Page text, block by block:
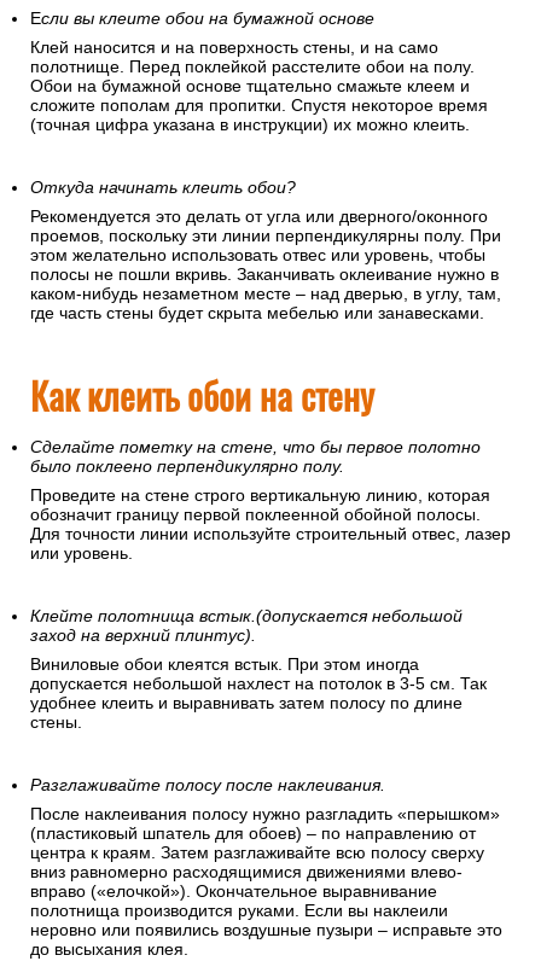
Если вы клеите обои на бумажной основе
Клей наносится и на поверхность стены, и на само
полотнище. Перед поклейкой расстелите обои на полу.
Обои на бумажной основе тщательно смажьте клеем и
сложите пополам для пропитки. Спустя некоторое время
(точная цифра указана в инструкции) их можно клеить.
Откуда начинать клеить обои?
Рекомендуется это делать от угла или дверного/оконного
проемов, поскольку эти линии перпендикулярны полу. При
этом желательно использовать отвес или уровень, чтобы
полосы не пошли вкривь. Заканчивать оклеивание нужно в
каком-нибудь незаметном месте – над дверью, в углу, там,
где часть стены будет скрыта мебелью или занавесками.
Как клеить обои на стену
Сделайте пометку на стене, что бы первое полотно
было поклеено перпендикулярно полу.
Проведите на стене строго вертикальную линию, которая
обозначит границу первой поклеенной обойной полосы.
Для точности линии используйте строительный отвес, лазер
или уровень.
Клейте полотнища встык.(допускается небольшой
заход на верхний плинтус).
Виниловые обои клеятся встык. При этом иногда
допускается небольшой нахлест на потолок в 3-5 см. Так
удобнее клеить и выравнивать затем полосу по длине
стены.
Разглаживайте полосу после наклеивания.
После наклеивания полосу нужно разгладить «перышком»
(пластиковый шпатель для обоев) – по направлению от
центра к краям. Затем разглаживайте всю полосу сверху
вниз равномерно расходящимися движениями влево-
вправо («елочкой»). Окончательное выравнивание
полотнища производится руками. Если вы наклеили
неровно или появились воздушные пузыри – исправьте это
до высыхания клея.